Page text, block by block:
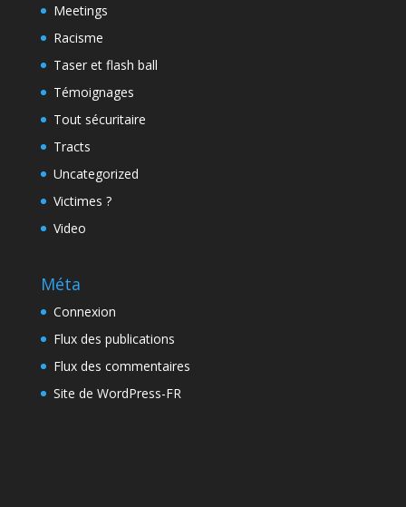
Meetings
Racisme
Taser et flash ball
Témoignages
Tout sécuritaire
Tracts
Uncategorized
Victimes ?
Video
Méta
Connexion
Flux des publications
Flux des commentaires
Site de WordPress-FR